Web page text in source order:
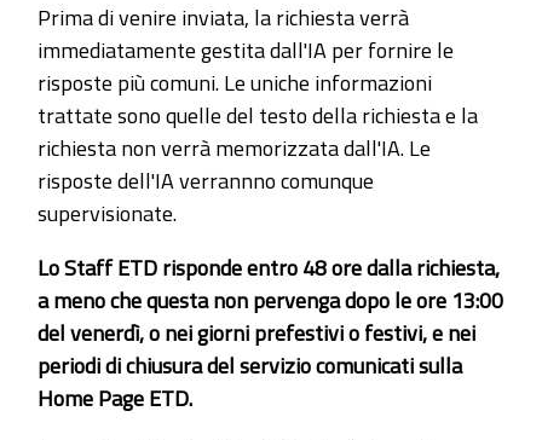
Prima di venire inviata, la richiesta verrà
immediatamente gestita dall'IA per fornire le
risposte più comuni. Le uniche informazioni
trattate sono quelle del testo della richiesta e la
richiesta non verrà memorizzata dall'IA. Le
risposte dell'IA verrannno comunque
supervisionate.
Lo Staff ETD risponde entro 48 ore dalla richiesta,
a meno che questa non pervenga dopo le ore 13:00
del venerdì, o nei giorni prefestivi o festivi, e nei
periodi di chiusura del servizio comunicati sulla
Home Page ETD.